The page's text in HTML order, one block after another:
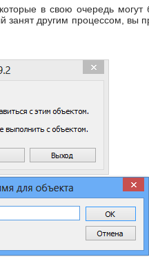
в свою очередь могут
другим процессом, вы